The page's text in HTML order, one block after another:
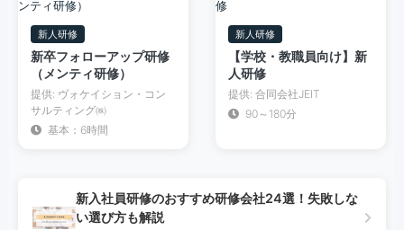
新人研修
新卒フォローアップ研修
（メンティ研修）
提供: ヴォケイション・コン
サルティング㈱
基本：6時間
新人研修
【学校・教職員向け】新
人研修
提供: 合同会社JEIT
90～180分
新入社員研修のおすすめ研修会社24選！失敗しな
い選び方も解説